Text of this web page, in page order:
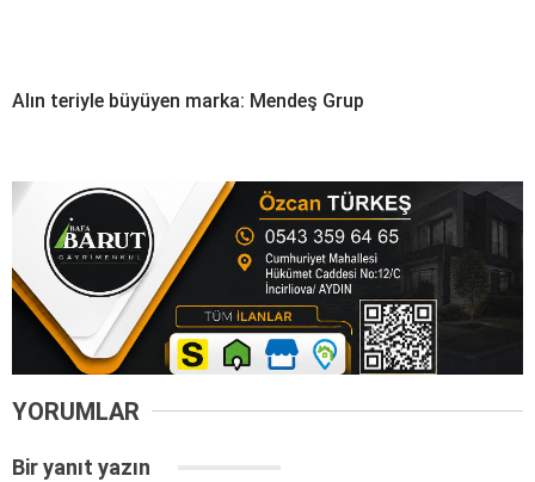
Alın teriyle büyüyen marka: Mendeş Grup
YORUMLAR
Bir yanıt yazın